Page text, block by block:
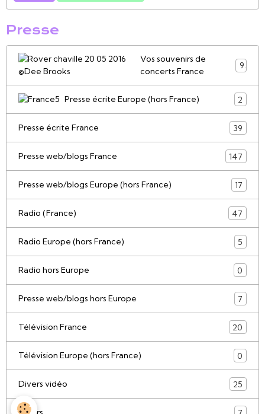
Presse
Vos souvenirs de
concerts France
9
Presse écrite Europe (hors France) 2
Presse écrite France 39
Presse web/blogs France 147
Presse web/blogs Europe (hors France) 17
Radio (France) 47
Radio Europe (hors France) 5
Radio hors Europe 0
Presse web/blogs hors Europe 7
Télévision France 20
Télévision Europe (hors France) 0
Divers vidéo 25